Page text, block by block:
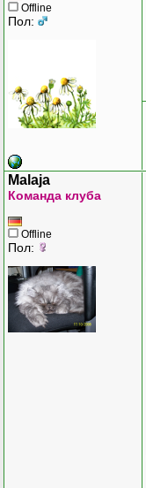
Offline
Пол:
Malaja
Команда клуба
Offline
Пол: